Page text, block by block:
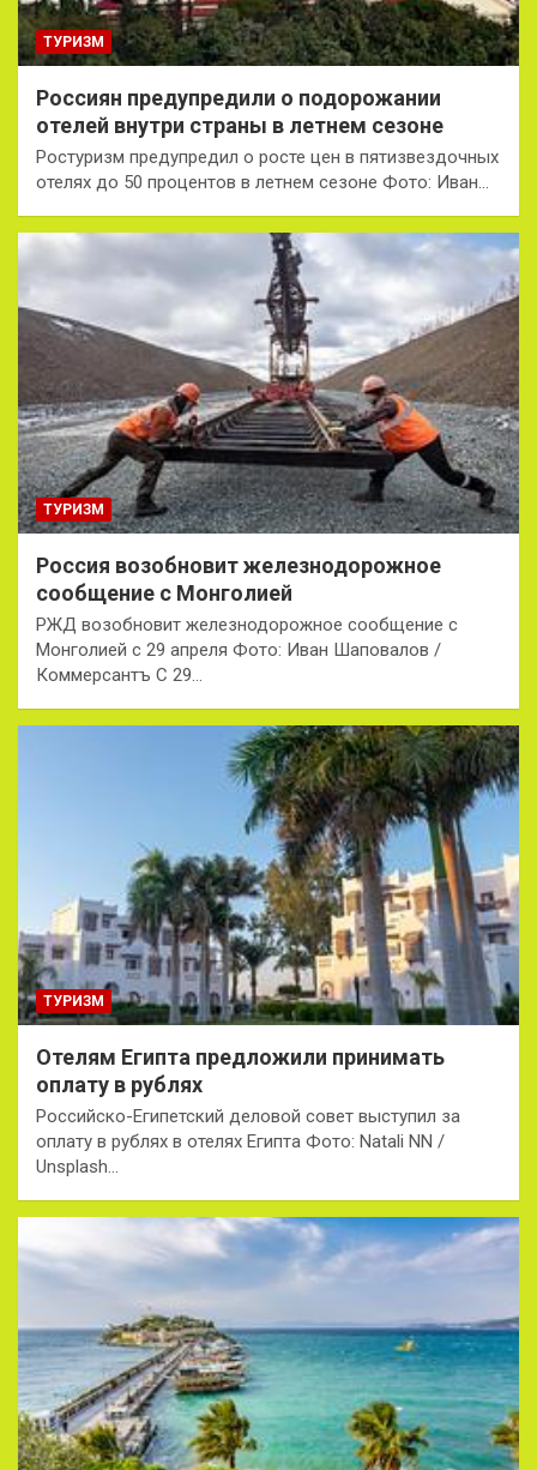
ТУРИЗМ
Россиян предупредили о подорожании
отелей внутри страны в летнем сезоне
Ростуризм предупредил о росте цен в пятизвездочных
отелях до 50 процентов в летнем сезоне Фото: Иван…
ТУРИЗМ
Россия возобновит железнодорожное
сообщение с Монголией
РЖД возобновит железнодорожное сообщение с
Монголией с 29 апреля Фото: Иван Шаповалов /
Коммерсантъ С 29…
ТУРИЗМ
Отелям Египта предложили принимать
оплату в рублях
Российско-Египетский деловой совет выступил за
оплату в рублях в отелях Египта Фото: Natali NN /
Unsplash…